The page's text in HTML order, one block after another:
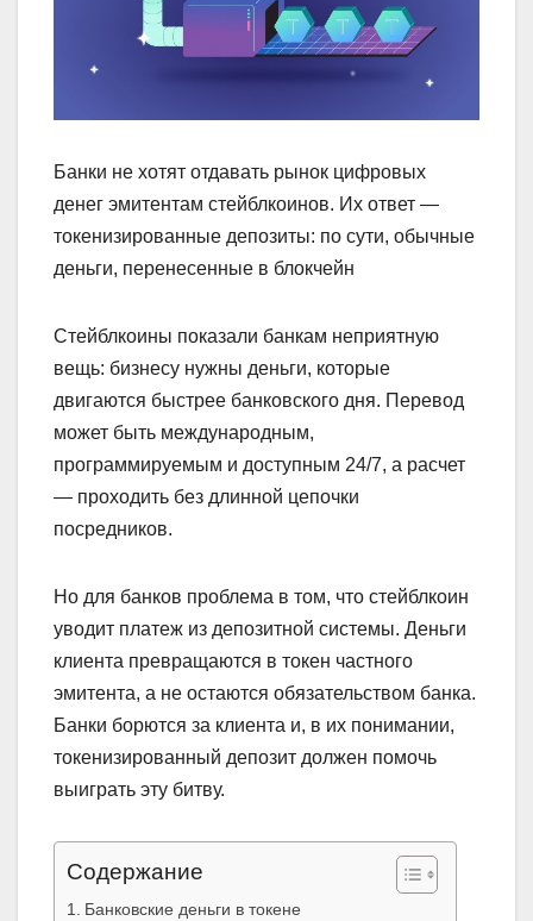
Банки не хотят отдавать рынок цифровых
денег эмитентам стейблкоинов. Их ответ —
токенизированные депозиты: по сути, обычные
деньги, перенесенные в блокчейн
Стейблкоины показали банкам неприятную
вещь: бизнесу нужны деньги, которые
двигаются быстрее банковского дня. Перевод
может быть международным,
программируемым и доступным 24/7, а расчет
— проходить без длинной цепочки
посредников.
Но для банков проблема в том, что стейблкоин
уводит платеж из депозитной системы. Деньги
клиента превращаются в токен частного
эмитента, а не остаются обязательством банка.
Банки борются за клиента и, в их понимании,
токенизированный депозит должен помочь
выиграть эту битву.
Содержание
Банковские деньги в токене